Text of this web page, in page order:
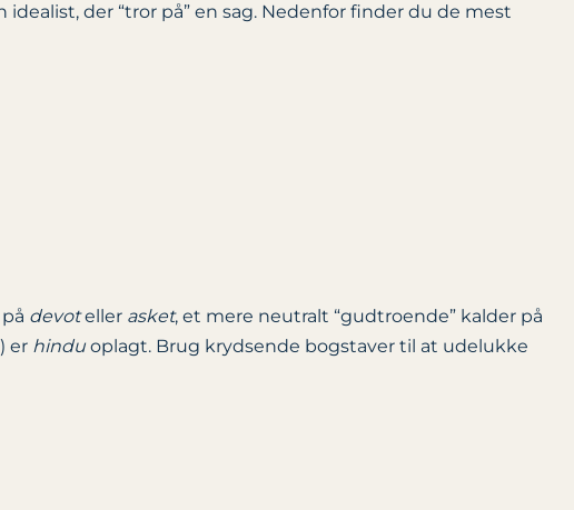
der “tror på” en sag. Nedenfor finder du de mest
devoteller asket, et mere neutralt “gudtroende” kalder på
er hindu oplagt. Brug krydsende bogstaver til at udelukke